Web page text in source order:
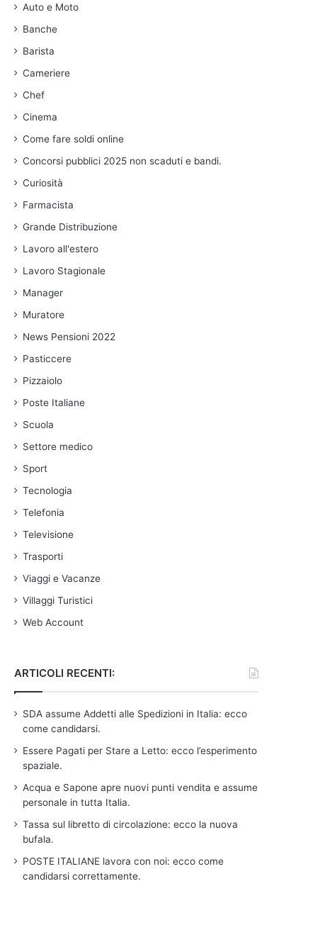
Auto e Moto
Banche
Barista
Cameriere
Chef
Cinema
Come fare soldi online
Concorsi pubblici 2025 non scaduti e bandi.
Curiosità
Farmacista
Grande Distribuzione
Lavoro all'estero
Lavoro Stagionale
Manager
Muratore
News Pensioni 2022
Pasticcere
Pizzaiolo
Poste Italiane
Scuola
Settore medico
Sport
Tecnologia
Telefonia
Televisione
Trasporti
Viaggi e Vacanze
Villaggi Turistici
Web Account
ARTICOLI RECENTI:
SDA assume Addetti alle Spedizioni in Italia: ecco
come candidarsi.
Essere Pagati per Stare a Letto: ecco l’esperimento
spaziale.
Acqua e Sapone apre nuovi punti vendita e assume
personale in tutta Italia.
Tassa sul libretto di circolazione: ecco la nuova
bufala.
POSTE ITALIANE lavora con noi: ecco come
candidarsi correttamente.